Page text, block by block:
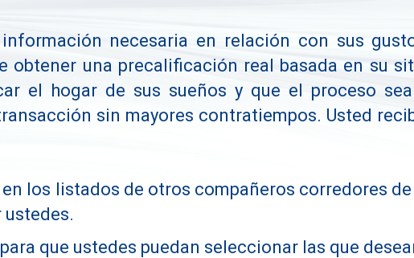
necesaria en relación con sus
obtener una precalificación real basada en su
el hogar de sus sueños y que el proceso
sin mayores contratiempos. Usted
los listados de otros compañeros corredores
que ustedes puedan seleccionar las que